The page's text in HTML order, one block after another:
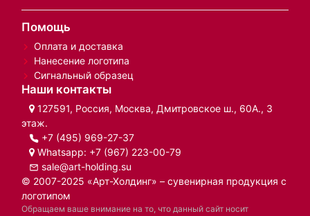
Помощь
Оплата и доставка
Нанесение логотипа
Сигнальный образец
Наши контакты
127591, Россия, Москва, Дмитровское ш., 60А., 3
этаж.
+7 (495) 969-27-37
Whatsapp: +7 (967) 223-00-79
sale@art-holding.su
© 2007-2025 «Арт-Холдинг» – сувенирная продукция с
логотипом
Обращаем ваше внимание на то, что данный сайт носит